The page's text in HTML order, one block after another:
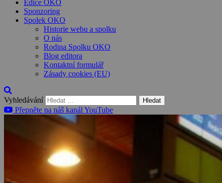
Edice OKO
Sponzoring
Spolek OKO
Historie webu a spolku
O nás
Rodina Spolku OKO
Blog editora
Kontaktní formulář
Zásady cookies (EU)
Vyhledávání
Přepněte na náš kanál YouTube